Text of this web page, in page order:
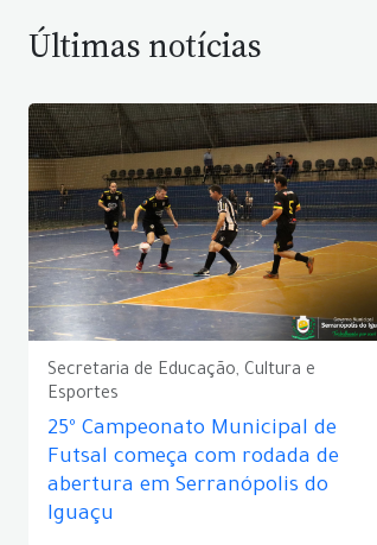
Últimas notícias
Secretaria de Educação, Cultura e
Esportes
25º Campeonato Municipal de
Futsal começa com rodada de
abertura em Serranópolis do
Iguaçu